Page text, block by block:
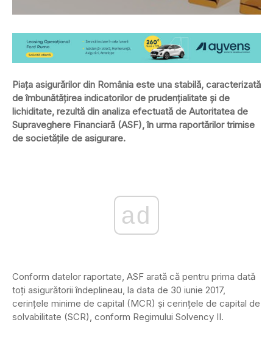
Piaţa asigurărilor din România este una stabilă, caracterizată
de îmbunătăţirea indicatorilor de prudenţialitate şi de
lichiditate, rezultă din analiza efectuată de Autoritatea de
Supraveghere Financiară (ASF), în urma raportărilor trimise
de societăţile de asigurare.
ad
Conform datelor raportate, ASF arată că pentru prima dată
toţi asigurătorii îndeplineau, la data de 30 iunie 2017,
cerinţele minime de capital (MCR) şi cerinţele de capital de
solvabilitate (SCR), conform Regimului Solvency II.